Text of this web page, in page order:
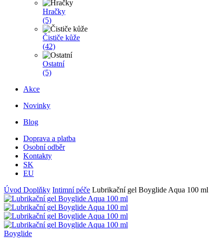
Hračky
(5)
Čističe kůže
(42)
Ostatní
(5)
Akce
Novinky
Blog
Doprava a platba
Osobní odběr
Kontakty
SK
EU
Úvod Doplňky Intimní péče Lubrikační gel Boyglide Aqua 100 ml
Boyglide